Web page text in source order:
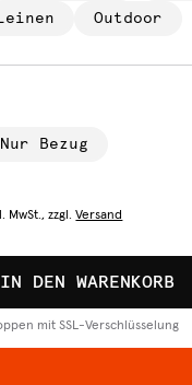
Outdoor
Nur Bezug
MwSt., zzgl. Versand
IN DEN WARENKORB
mit SSL-Verschlüsselung